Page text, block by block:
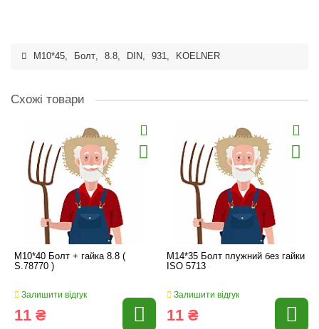
M10*45, Болт, 8.8, DIN, 931, KOELNER
Схожі товари
M10*40 Болт + гайка 8.8 (
S.78770 )
Залишити відгук
11 ₴
M14*35 Болт плужний без гайки
ISO 5713
Залишити відгук
11 ₴